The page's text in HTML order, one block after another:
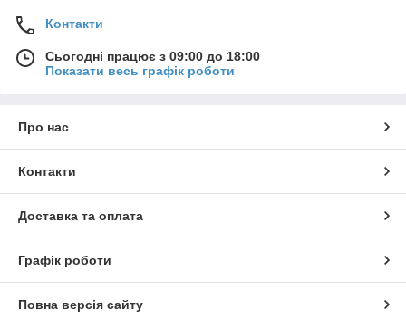
Контакти
Сьогодні працює з 09:00 до 18:00
Показати весь графік роботи
Про нас
Контакти
Доставка та оплата
Графік роботи
Повна версія сайту